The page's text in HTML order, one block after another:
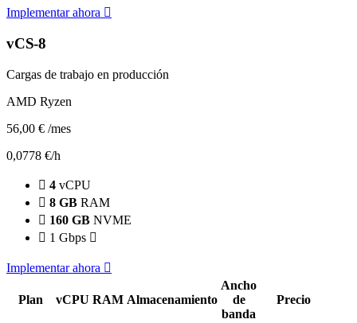
Implementar ahora
vCS-8
Cargas de trabajo en producción
AMD Ryzen
56,00 € /mes
0,0778 €/h
4 vCPU
8 GB RAM
160 GB NVME
1 Gbps
Implementar ahora
Plan vCPU RAM Almacenamiento
Ancho
de
banda
Precio